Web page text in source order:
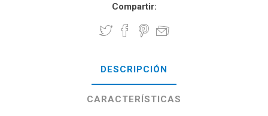
Compartir:
DESCRIPCIÓN
CARACTERÍSTICAS